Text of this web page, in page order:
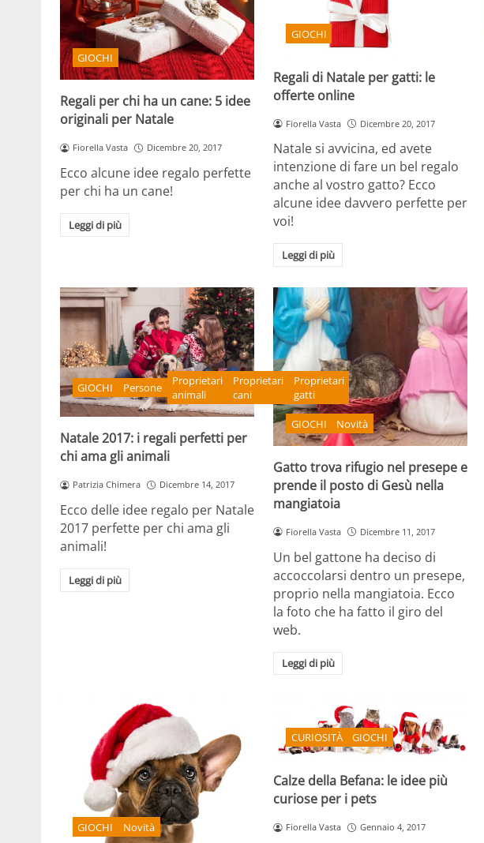
GIOCHI
Regali per chi ha un cane: 5 idee
originali per Natale
Fiorella Vasta Dicembre 20, 2017
Ecco alcune idee regalo perfette
per chi ha un cane!
Leggi di più
GIOCHI
Regali di Natale per gatti: le
offerte online
Fiorella Vasta Dicembre 20, 2017
Natale si avvicina, ed avete
intenzione di fare un bel regalo
anche al vostro gatto? Ecco
alcune idee davvero perfette per
voi!
Leggi di più
GIOCHI Persone
Proprietari
animali
Proprietari
cani
Proprietari
gatti
Natale 2017: i regali perfetti per
chi ama gli animali
Patrizia Chimera Dicembre 14, 2017
Ecco delle idee regalo per Natale
2017 perfette per chi ama gli
animali!
Leggi di più
GIOCHI Novità
Gatto trova rifugio nel presepe e
prende il posto di Gesù nella
mangiatoia
Fiorella Vasta Dicembre 11, 2017
Un bel gattone ha deciso di
accoccolarsi dentro un presepe,
proprio nella mangiatoia. Ecco
la foto che ha fatto il giro del
web.
Leggi di più
GIOCHI Novità
CURIOSITÀ GIOCHI
Calze della Befana: le idee più
curiose per i pets
Fiorella Vasta Gennaio 4, 2017